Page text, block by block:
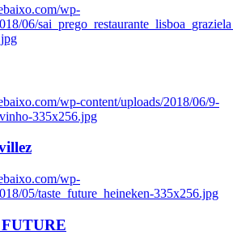
wp-
06/
wp-content/uploads/2018/06/9-
335x256.jpg
wp-
05/taste_future_heineken-335x256.jpg